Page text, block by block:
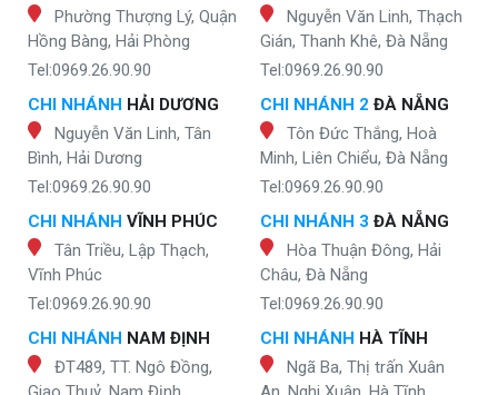
Phường Thượng Lý, Quận
Hồng Bàng, Hải Phòng
Tel:0969.26.90.90
CHI NHÁNH HẢI DƯƠNG
Nguyễn Văn Linh, Tân
Bình, Hải Dương
Tel:0969.26.90.90
CHI NHÁNH VĨNH PHÚC
Tân Triều, Lập Thạch,
Vĩnh Phúc
Tel:0969.26.90.90
CHI NHÁNH NAM ĐỊNH
ĐT489, TT. Ngô Đồng,
Nguyễn Văn Linh, Thạch
Gián, Thanh Khê, Đà Nẵng
Tel:0969.26.90.90
CHI NHÁNH 2 ĐÀ NẴNG
Tôn Đức Thắng, Hoà
Minh, Liên Chiểu, Đà Nẵng
Tel:0969.26.90.90
CHI NHÁNH 3 ĐÀ NẴNG
Hòa Thuận Đông, Hải
Châu, Đà Nẵng
Tel:0969.26.90.90
CHI NHÁNH HÀ TĨNH
Ngã Ba, Thị trấn Xuân